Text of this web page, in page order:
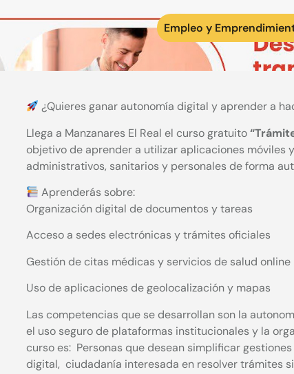
Empleo y
¿Quieres ganar autonomía digital y aprender a
Llega a Manzanares El Real el curso gratuito
objetivo de aprender a utilizar aplicaciones
administrativos, sanitarios y personales de forma
Aprenderás sobre:
Organización digital de documentos y tareas
Acceso a sedes electrónicas y trámites oficiales
Gestión de citas médicas y servicios de salud online
Uso de aplicaciones de geolocalización y mapas
Las competencias que se desarrollan son la
el uso seguro de plataformas institucionales y la
curso es: Personas que desean simplificar
digital, ciudadanía interesada en resolver trámites